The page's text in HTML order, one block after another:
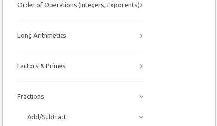
Order of Operations (Integers, Exponents)
Long Arithmetics
Factors & Primes
Fractions
Add/Subtract